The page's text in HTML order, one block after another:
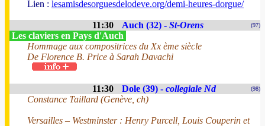
Lien : lesamisdesorguesdelodeve.org/demi-heures-dorgue/
11:30 Auch (32) - St-Orens (97)
Les claviers en Pays d'Auch
Hommage aux compositrices du Xx ème siècle
De Florence B. Price à Sarah Davachi
11:30 Dole (39) - collegiale Nd (98)
Constance Taillard (Genève, ch)
Versailles – Westminster : Henry Purcell, Louis Couperin et